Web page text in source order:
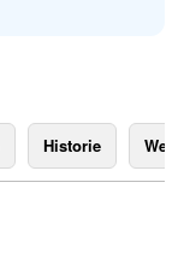
Historie